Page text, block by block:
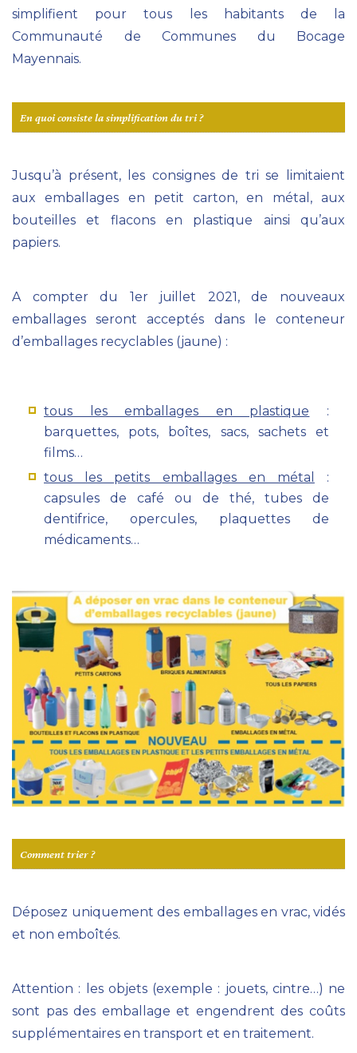
simplifient pour tous les habitants de la
Communauté de Communes du Bocage
Mayennais.
En quoi consiste la simplification du tri ?
Jusqu’à présent, les consignes de tri se limitaient
aux emballages en petit carton, en métal, aux
bouteilles et flacons en plastique ainsi qu’aux
papiers.
A compter du 1er juillet 2021, de nouveaux
emballages seront acceptés dans le conteneur
d’emballages recyclables (jaune) :
tous les emballages en plastique :
barquettes, pots, boîtes, sacs, sachets et
films…
tous les petits emballages en métal
:
capsules de café ou de thé, tubes de
dentifrice, opercules, plaquettes de
médicaments…
Comment trier ?
Déposez uniquement des emballages en vrac, vidés
et non emboîtés.
Attention : les objets (exemple : jouets, cintre…) ne
sont pas des emballage et engendrent des coûts
supplémentaires en transport et en traitement.